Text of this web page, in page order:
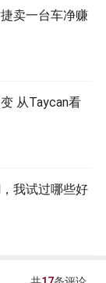
卖一台车净赚
从Taycan看
我试过哪些好